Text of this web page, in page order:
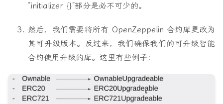
“initializer {}”部分是必不可少的。
然后，我们需要将所有 OpenZeppelin 合约库更改为
其可升级版本。反过来，我们确保我们的可升级智能
合约使用升级的库。这里有些例子：